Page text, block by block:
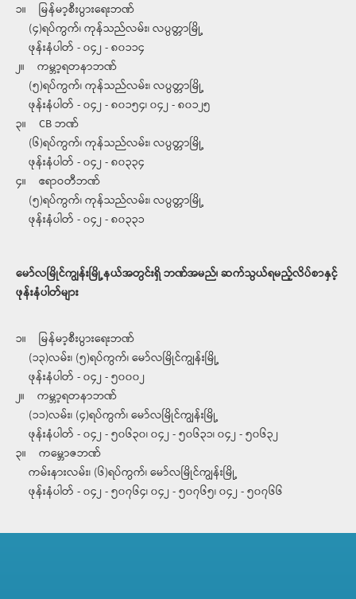
၁။ မြန်မာ့စီးပွားရေးဘဏ်
(၄)ရပ်ကွက်၊ ကုန်သည်လမ်း၊ လပွတ္တာမြို့
ဖုန်းနံပါတ် - ၀၄၂ - ၈၀၁၁၄
၂။ ကမ္ဘာ့ရတနာဘဏ်
(၅)ရပ်ကွက်၊ ကုန်သည်လမ်း၊ လပွတ္တာမြို့
ဖုန်းနံပါတ် - ၀၄၂ - ၈၀၁၅၄၊ ၀၄၂ - ၈၀၁၂၅
၃။ CB ဘဏ်
(၆)ရပ်ကွက်၊ ကုန်သည်လမ်း၊ လပွတ္တာမြို့
ဖုန်းနံပါတ် - ၀၄၂ - ၈၀၃၃၄
၄။ ဧရာဝတီဘဏ်
(၅)ရပ်ကွက်၊ ကုန်သည်လမ်း၊ လပွတ္တာမြို့
ဖုန်းနံပါတ် - ၀၄၂ - ၈၀၃၃၁
မော်လမြိုင်ကျွန်းမြို့နယ်အတွင်းရှိ ဘဏ်အမည်၊ ဆက်သွယ်ရမည့်လိပ်စာနှင့်
ဖုန်းနံပါတ်များ
၁။ မြန်မာ့စီးပွားရေးဘဏ်
(၁၃)လမ်း၊ (၅)ရပ်ကွက်၊ မော်လမြိုင်ကျွန်းမြို့
ဖုန်းနံပါတ် - ၀၄၂ - ၅၀၀၀၂
၂။ ကမ္ဘာ့ရတနာဘဏ်
(၁၁)လမ်း၊ (၄)ရပ်ကွက်၊ မော်လမြိုင်ကျွန်းမြို့
ဖုန်းနံပါတ် - ၀၄၂ - ၅၀၆၃၀၊ ၀၄၂ - ၅၀၆၃၁၊ ၀၄၂ - ၅၀၆၃၂
၃။ ကမ္ဘောဇဘဏ်
ကမ်းနားလမ်း၊ (၆)ရပ်ကွက်၊ မော်လမြိုင်ကျွန်းမြို့
ဖုန်းနံပါတ် - ၀၄၂ - ၅၀၇၆၄၊ ၀၄၂ - ၅၀၇၆၅၊ ၀၄၂ - ၅၀၇၆၆